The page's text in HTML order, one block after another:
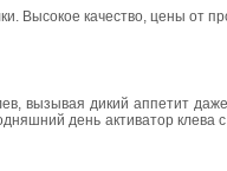
Высокое качество, цены от
вызывая дикий аппетит
день активатор